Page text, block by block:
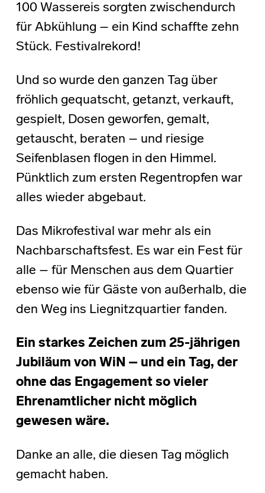
100 Wassereis sorgten zwischendurch
für Abkühlung – ein Kind schaffte zehn
Stück. Festivalrekord!
Und so wurde den ganzen Tag über
fröhlich gequatscht, getanzt, verkauft,
gespielt, Dosen geworfen, gemalt,
getauscht, beraten – und riesige
Seifenblasen flogen in den Himmel.
Pünktlich zum ersten Regentropfen war
alles wieder abgebaut.
Das Mikrofestival war mehr als ein
Nachbarschaftsfest. Es war ein Fest für
alle – für Menschen aus dem Quartier
ebenso wie für Gäste von außerhalb, die
den Weg ins Liegnitzquartier fanden.
Ein starkes Zeichen zum 25-jährigen
Jubiläum von WiN – und ein Tag, der
ohne das Engagement so vieler
Ehrenamtlicher nicht möglich
gewesen wäre.
Danke an alle, die diesen Tag möglich
gemacht haben.